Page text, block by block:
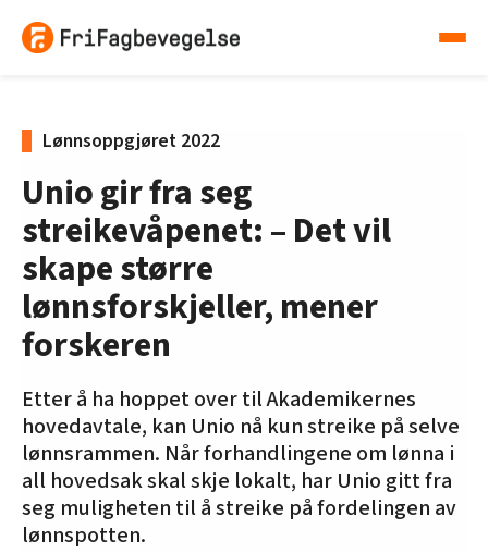
Lønnsoppgjøret 2022
Unio gir fra seg
streikevåpenet: – Det vil
skape større
lønnsforskjeller, mener
forskeren
Etter å ha hoppet over til Akademikernes
hovedavtale, kan Unio nå kun streike på selve
lønnsrammen. Når forhandlingene om lønna i
all hovedsak skal skje lokalt, har Unio gitt fra
seg muligheten til å streike på fordelingen av
lønnspotten.